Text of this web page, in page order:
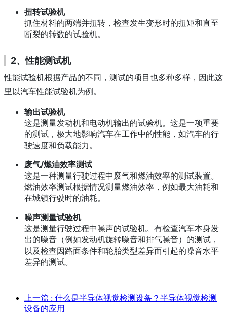
扭转试验机
抓住材料的两端并扭转，检查发生变形时的扭矩和直至
断裂的转数的试验机。
2、性能测试机
性能试验机根据产品的不同，测试的项目也多种多样，因此这
里以汽车性能试验机为例。
输出试验机
这是测量发动机和电动机输出的试验机。 这是一项重要
的测试，极大地影响汽车在工作中的性能，如汽车的行
驶速度和负载能力。
废气/燃油效率测试
这是一种测量行驶过程中废气和燃油效率的测试装置。
燃油效率测试根据情况测量燃油效率，例如最大油耗和
在城镇行驶时的油耗。
噪声测量试验机
这是测量行驶过程中噪声的试验机。 有检查汽车本身发
出的噪音（例如发动机旋转噪音和排气噪音）的测试，
以及检查因路面条件和轮胎类型差异而引起的噪音水平
差异的测试。
上一篇 : 什么是半导体视觉检测设备？半导体视觉检测
设备的应用